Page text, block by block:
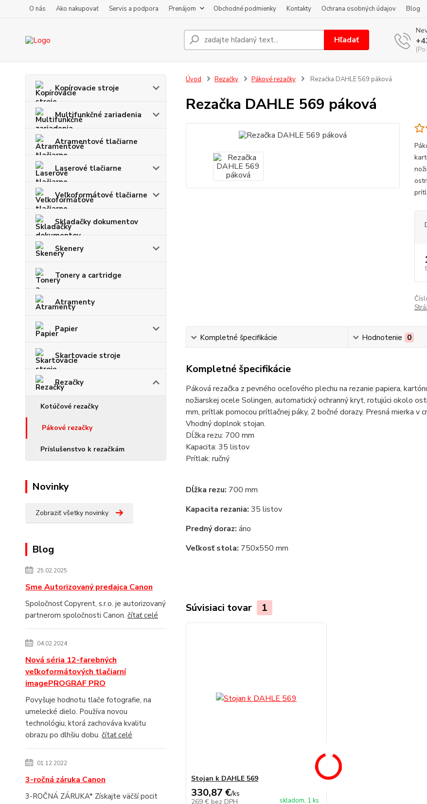
O nás Ako nakupovať Servis a podpora Prenájom Obchodné podmienky Kontakty Ochrana osobných údajov Blog
Hľadať
Kopírovacie stroje
Multifunkčné zariadenia
Atramentové tlačiarne
Laserové tlačiarne
Veľkoformátové tlačiarne
Skladačky dokumentov
Skenery
Tonery a cartridge
Atramenty
Papier
Skartovacie stroje
Rezačky
Kotúčové rezačky
Pákové rezačky
Príslušenstvo k rezačkám
Novinky
Zobraziť všetky novinky
Blog
25.02.2025
Sme Autorizovaný predajca Canon
Spoločnosť Copyrent, s.r.o. je autorizovaný
partnerom spoločnosti Canon. čítať celé
04.02.2024
Nová séria 12-farebných
veľkoformátových tlačiarní
imagePROGRAF PRO
Povyšuje hodnotu tlače fotografie, na
umelecké dielo. Používa novou
technológiu, ktorá zachováva kvalitu
obrazu po dlhšiu dobu. čítať celé
01.12.2022
3-ročná záruka Canon
3-ROČNÁ ZÁRUKA* Získajte väčší pocit
Úvod Rezačky Pákové rezačky Rezačka DAHLE 569 páková
Rezačka DAHLE 569 páková
Kompletné špecifikácie Hodnotenie 0
Kompletné špecifikácie
Páková rezačka z pevného oceľového plechu na rezanie papiera,
nožiarskej ocele Solingen, automatický ochranný kryt, rotujúci okolo
mm, prítlak pomocou prítlačnej páky, 2 bočné dorazy. Presná mierka
Vhodný doplnok stojan.
Dĺžka rezu: 700 mm
Kapacita: 35 listov
Prítlak: ručný
Dĺžka rezu: 700 mm
Kapacita rezania: 35 listov
Predný doraz: áno
Veľkosť stola: 750x550 mm
Súvisiaci tovar 1
Stojan k DAHLE 569
330,87 €/ks
269 € bez DPH skladom, 1 ks